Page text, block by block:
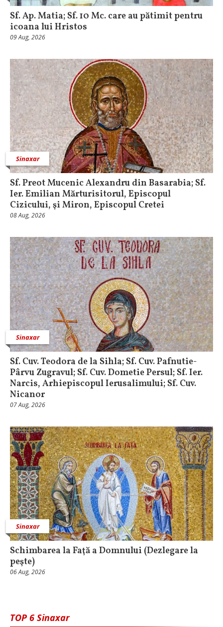
Sf. Ap. Matia; Sf. 10 Mc. care au pătimit pentru
icoana lui Hristos
09 Aug, 2026
Sinaxar
Sf. Preot Mucenic Alexandru din Basarabia; Sf.
Ier. Emilian Mărturisitorul, Episcopul
Cizicului, şi Miron, Episcopul Cretei
08 Aug, 2026
Sinaxar
Sf. Cuv. Teodora de la Sihla; Sf. Cuv. Pafnutie-
Pârvu Zugravul; Sf. Cuv. Dometie Persul; Sf. Ier.
Narcis, Arhiepiscopul Ierusalimului; Sf. Cuv.
Nicanor
07 Aug, 2026
Sinaxar
Schimbarea la Faţă a Domnului (Dezlegare la
peşte)
06 Aug, 2026
TOP 6 Sinaxar